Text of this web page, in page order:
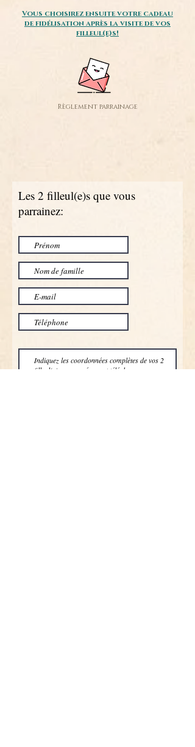
Vous choisirez ensuite votre cadeau
de fidélisation après la visite de vos
filleul(e)s!
Règlement parrainage
Les 2 filleul(e)s que vous
parrainez: